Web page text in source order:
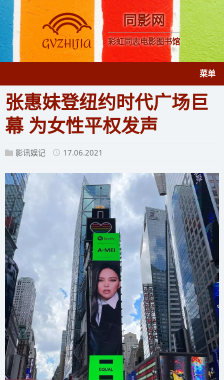
同影网
彩虹同志电影图书馆
菜单
张惠妹登纽约时代广场巨
幕 为女性平权发声
影讯娱记 17.06.2021